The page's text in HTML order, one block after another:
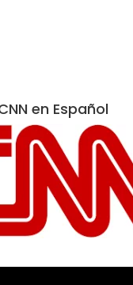
en Español